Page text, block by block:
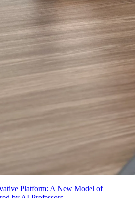
Platform: A New Model of